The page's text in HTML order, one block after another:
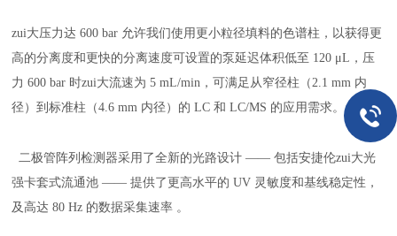
zui大压力达 600 bar 允许我们使用更小粒径填料的色谱柱，以获得更
高的分离度和更快的分离速度可设置的泵延迟体积低至 120 μL，压
力 600 bar 时zui大流速为 5 mL/min，可满足从窄径柱（2.1 mm 内
径）到标准柱（4.6 mm 内径）的 LC 和 LC/MS 的应用需求。
二极管阵列检测器采用了全新的光路设计 —— 包括安捷伦zui大光
强卡套式流通池 —— 提供了更高水平的 UV 灵敏度和基线稳定性，
及高达 80 Hz 的数据采集速率 。